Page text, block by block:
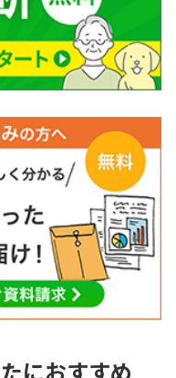
におすすめ